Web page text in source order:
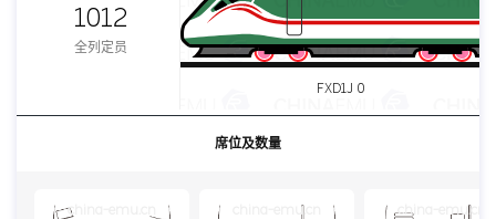
1012
全列定员
FXD1J 0
席位及数量
china-emu.cn china-emu.cn china-emu.cn